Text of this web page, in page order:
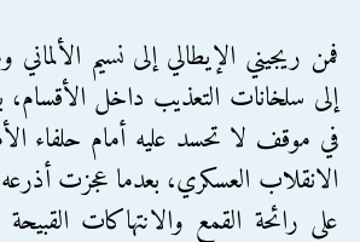
فمن ريجيني الإيطالي إلى نسيم
إلى سلخانات التعذيب داخل
في موقف لا تحسد عليه أمام حلفاء
الانقلاب العسكري، بعدما عجزت أذرعه
على رائحة القمع والانتهاكات